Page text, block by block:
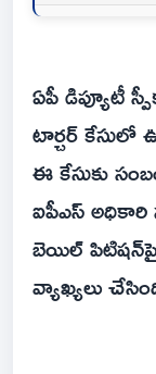
ఏపీ డిప్యూటీ
టార్చర్
ఈ కేసుకు
ఐపీఎస్ అధికారి
బెయిల్
వ్యాఖ్యలు